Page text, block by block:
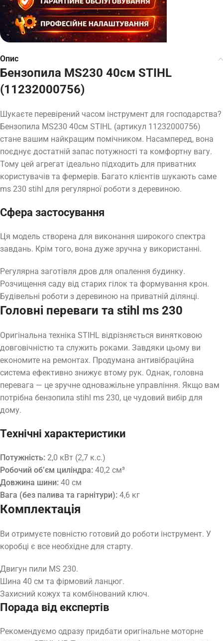
Опис
Бензопила MS230 40см STIHL
(11232000756)
Шукаєте перевірений часом інструмент для господарства?
Бензопила MS230 40см STIHL (артикул 11232000756)
стане вашим найкращим помічником. Насамперед, вона
поєднує достатній запас потужності та комфортну вагу.
Тому цей агрегат ідеально підходить для приватних
користувачів та фермерів. Багато клієнтів шукають саме
ms 230 stihl для регулярної роботи з деревиною.
Сфера застосування
Ця модель створена для виконання широкого спектра
завдань. Крім того, вона дуже зручна у використанні.
Регулярна заготівля дров для опалення будинку.
Розчищення саду від старих гілок та формування крон.
Будівельні роботи з деревиною на приватній ділянці.
Головні переваги та stihl ms 230
Оригінальна техніка STIHL відрізняється винятковою
довговічністю та служить роками. Завдяки цьому ви
економите на ремонтах. Продумана антивібраційна
система ефективно знижує втому рук. Однак, головна
перевага — це зручне одноважільне управління. Якщо вам
потрібна бензопила stihl ms 230, це чудовий вибір для
дому.
Технічні характеристики
Потужність: 2,0 кВт (2,7 к.с.)
Робочий об’єм циліндра: 40,2 см³
Довжина шини: 40 см
Вага (без палива та гарнітури): 4,6 кг
Комплектація
Ви отримуєте повністю готовий до роботи інструмент. У
коробці є все необхідне для старту.
Двигун пили MS 230.
Шина 40 см та фірмовий ланцюг.
Захисний кожух та комбінований ключ.
Порада від експертів
Рекомендуємо одразу придбати оригінальне моторне